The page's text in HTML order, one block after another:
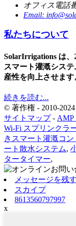
オフィス電話
Email:
私たちについて
SolarIrrigations は
スマート灌漑シス
産性を向上させます
続きを読む...
© 著作権 - 2010-
サイトマップ- AMP
Wi-Fi スプリンクラ
きスマート灌漑コ
ート散水システム,
タータイマー,
メッセージを残す
スカイプ
8613560797997
x